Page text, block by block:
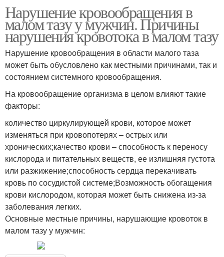
Нарушение кровообращения в
малом тазу у мужчин. Причины
нарушения кровотока в малом тазу
Нарушение кровообращения в области малого таза
может быть обусловлено как местными причинами, так и
состоянием системного кровообращения.
На кровообращение организма в целом влияют такие
факторы:
количество циркулирующей крови, которое может
изменяться при кровопотерях – острых или
хронических;качество крови – способность к переносу
кислорода и питательных веществ, ее излишняя густота
или разжижение;способность сердца перекачивать
кровь по сосудистой системе;Возможность обогащения
крови кислородом, которая может быть снижена из-за
заболевания легких.
Основные местные причины, нарушающие кровоток в
малом тазу у мужчин: